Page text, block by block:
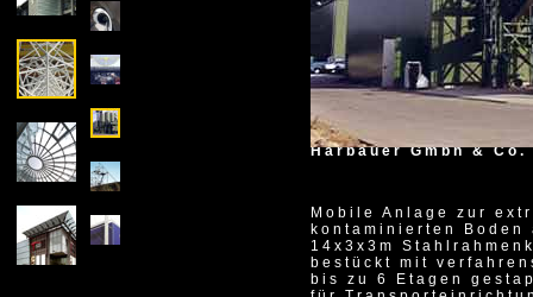
1993
Harbauer Gmbh &
Mobile Anlage zur
kontaminierten
14x3x3m
bestückt mit
bis zu 6 Etagen